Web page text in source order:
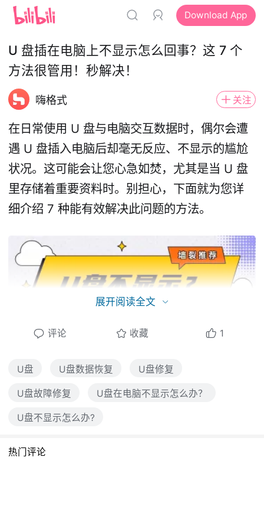
Download App
U 盘插在电脑上不显示怎么回事？这 7 个
方法很管用！秒解决！
嗨格式 关注
在日常使用 U 盘与电脑交互数据时，偶尔会遭
遇 U 盘插入电脑后却毫无反应、不显示的尴尬
状况。这可能会让您心急如焚，尤其是当 U 盘
里存储着重要资料时。别担心，下面就为您详
细介绍 7 种能有效解决此问题的方法。
一、检查 U 盘物理连接
首先，仔细检查 U 盘与电脑的物理连接状况。
轻轻拔出 U 盘，查看其接口是否有明显的污
燥且柔软的布轻轻擦拭 U 盘接口，去除杂质。
展开阅读全文
评论 收藏 1
U盘 U盘数据恢复 U盘修复
U盘故障修复 U盘在电脑不显示怎么办？
U盘不显示怎么办?
热门评论